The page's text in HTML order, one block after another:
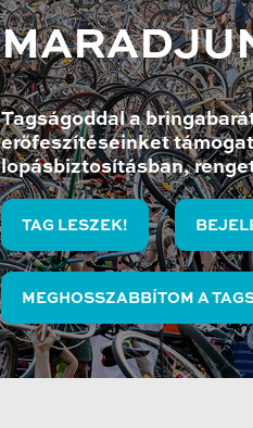
Tagságoddal a
erőfeszítéseinket
lopásbiztosításban,
TAG LESZEK!
MEGHOSSZABBÍTOM A